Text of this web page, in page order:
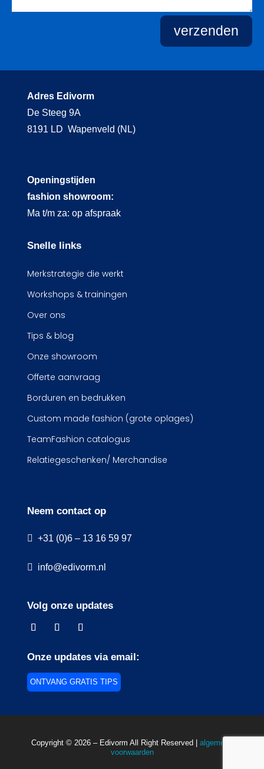
verzenden
Adres Edivorm
De Steeg 9A
8191 LD Wapenveld (NL)
Openingstijden
fashion showroom:
Ma t/m za: op afspraak
Snelle links
Merkstrategie die werkt
Workshops & trainingen
Over ons
Tips & blog
Onze showroom
Offerte aanvraag
Borduren en bedrukken
Custom made fashion (grote oplages)
TeamFashion catalogus
Relatiegeschenken/ Merchandise
Neem contact op
+31 (0)6 – 13 16 59 97
info@edivorm.nl
Volg onze updates
Onze updates via email:
ONTVANG GRATIS TIPS
Copyright © 2026 – Edivorm All Right Reserved | algemene
voorwaarden